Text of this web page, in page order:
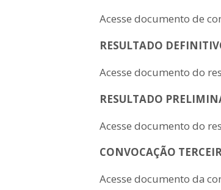
Acesse documento de
RESULTADO
Acesse documento do
RESULTADO
Acesse documento do
CONVOCAÇÃO
Acesse documento da